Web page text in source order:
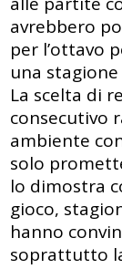
avrebbero
per l’ottavo
una
La scelta di
consecutivo
ambiente
solo
lo dimostra
gioco,
hanno
soprattutto